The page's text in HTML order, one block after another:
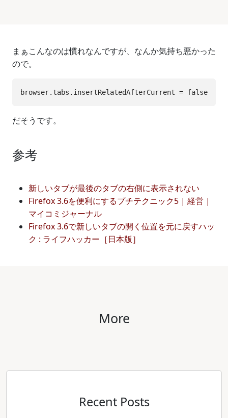
まぁこんなのは慣れなんですが、なんか気持ち悪かった
ので。
だそうです。
参考
新しいタブが最後のタブの右側に表示されない
Firefox 3.6を便利にするプチテクニック5 | 経営 |
マイコミジャーナル
Firefox 3.6で新しいタブの開く位置を元に戻すハッ
ク : ライフハッカー［日本版］
More
Recent Posts